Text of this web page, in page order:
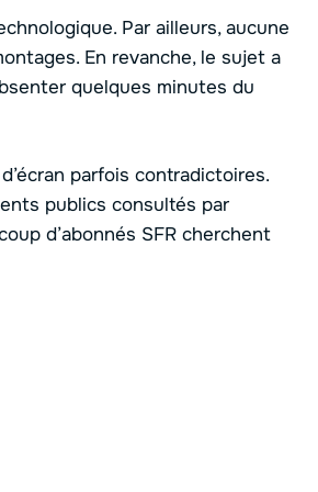
Par ailleurs, aucune
En revanche, le sujet a
quelques minutes du
parfois contradictoires.
publics consultés par
d’abonnés SFR cherchent